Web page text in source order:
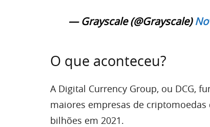
— Grayscale (@Grayscale)
O que aconteceu?
A Digital Currency Group, ou DCG,
maiores empresas de
bilhões em 2021.